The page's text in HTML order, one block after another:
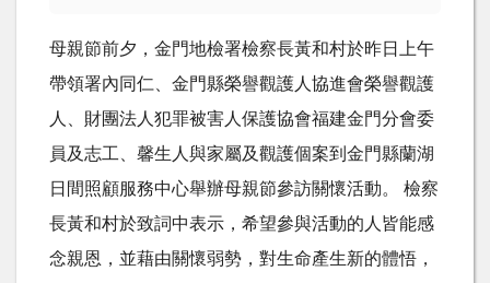
母親節前夕，金門地檢署檢察長黃和村於昨日上午
帶領署內同仁、金門縣榮譽觀護人協進會榮譽觀護
人、財團法人犯罪被害人保護協會福建金門分會委
員及志工、馨生人與家屬及觀護個案到金門縣蘭湖
日間照顧服務中心舉辦母親節參訪關懷活動。 檢察
長黃和村於致詞中表示，希望參與活動的人皆能感
念親恩，並藉由關懷弱勢，對生命產生新的體悟，